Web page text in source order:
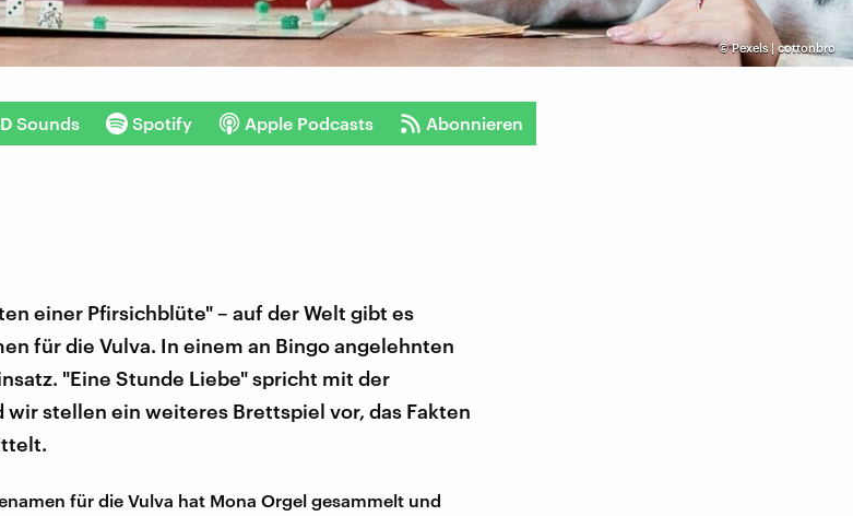
©Pexels | cottonbro
Sounds Spotify Apple Podcasts Abonnieren
einer Pfirsichblüte" – auf der Welt gibt es
für die Vulva. In einem an Bingo angelehnten
"Eine Stunde Liebe" spricht mit der
wir stellen ein weiteres Brettspiel vor, das Fakten
für die Vulva hat Mona Orgel gesammelt und